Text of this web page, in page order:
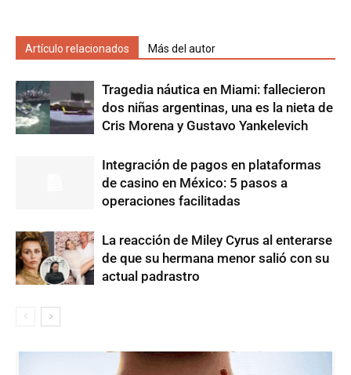
Artículo relacionados Más del autor
Tragedia náutica en Miami: fallecieron
dos niñas argentinas, una es la nieta de
Cris Morena y Gustavo Yankelevich
Integración de pagos en plataformas
de casino en México: 5 pasos a
operaciones facilitadas
La reacción de Miley Cyrus al enterarse
de que su hermana menor salió con su
actual padrastro